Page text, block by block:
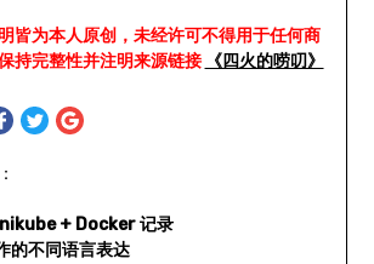
皆为本人原创，未经许可不得用于任何商
持完整性并注明来源链接
《四火的唠叨》
+ Docker 记录
的不同语言表达